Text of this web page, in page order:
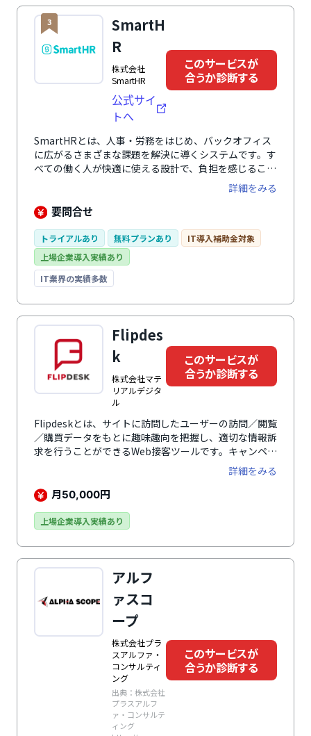
3
SmartH
R
株式会社
SmartHR
公式サイ
トへ
このサービスが
合うか診断する
SmartHRとは、人事・労務をはじめ、バックオフィス
に広がるさまざまな課題を解決に導くシステムです。す
べての働く人が快適に使える設計で、負担を感じること
なく、入退社手続きや年末調整、勤怠管理、人事評価業
務など、人事・労務に関わる幅広い業務を効率化しま
す。 さらに、業務の中で自然に蓄まる正確な従業員デ
を向上。 毎日の負担を減らしながら従業員の力を引き
出し、組織の生産性向上と持続的な成果を創出する戦略
人事を実現します。
詳細をみる
要問合せ
トライアルあり 無料プランあり
IT導入補助金対象
上場企業導入実績あり
IT業界の実績多数
Flipdes
k
株式会社マテ
リアルデジタ
ル
このサービスが
合うか診断する
Flipdeskとは、サイトに訪問したユーザーの訪問／閲覧
／購買データをもとに趣味趣向を把握し、適切な情報訴
求を行うことができるWeb接客ツールです。キャンペー
ン告知やクーポン発行、チャットサポートなどにより、
一人ひとりの状況に合った最適な接客を実現し、顧客体
験（CX）を向上。購買率の向上やサイト内回遊・会員
月のサービス提供開始から、累計導入数は1,500社・
ってきた実績と信頼で、企業規模問わず、業種も幅広い
企業で利用されています。
詳細をみる
月50,000円
上場企業導入実績あり
アルフ
ァスコ
ープ
株式会社プラ
スアルファ・
コンサルティ
ング
出典：株式会社
プラスアルフ
ァ・コンサルテ
ィング
このサービスが
合うか診断する